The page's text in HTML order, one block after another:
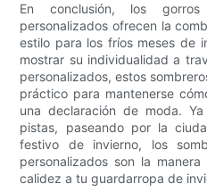
En conclusión, los
personalizados ofrecen la
estilo para los fríos meses de
mostrar su individualidad a
personalizados, estos
práctico para mantenerse
una declaración de moda.
pistas, paseando por la
festivo de invierno, los
personalizados son la
calidez a tu guardarropa de